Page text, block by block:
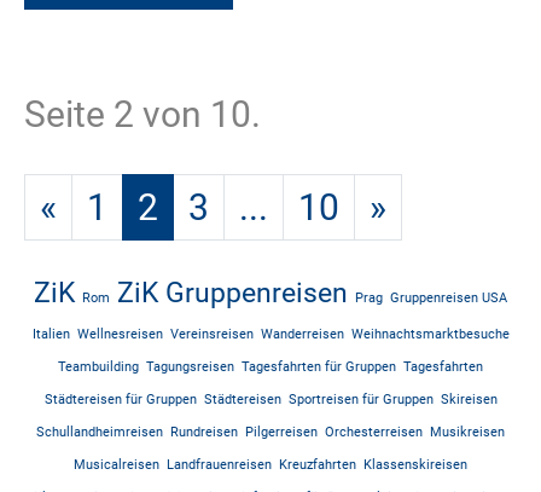
Seite 2 von 10.
« 1 2 3 ... 10 »
ZiK Rom ZiK Gruppenreisen Prag Gruppenreisen USA
Italien Wellnesreisen Vereinsreisen Wanderreisen Weihnachtsmarktbesuche
Teambuilding Tagungsreisen Tagesfahrten für Gruppen Tagesfahrten
Städtereisen für Gruppen Städtereisen Sportreisen für Gruppen Skireisen
Schullandheimreisen Rundreisen Pilgerreisen Orchesterreisen Musikreisen
Musicalreisen Landfrauenreisen Kreuzfahrten Klassenskireisen